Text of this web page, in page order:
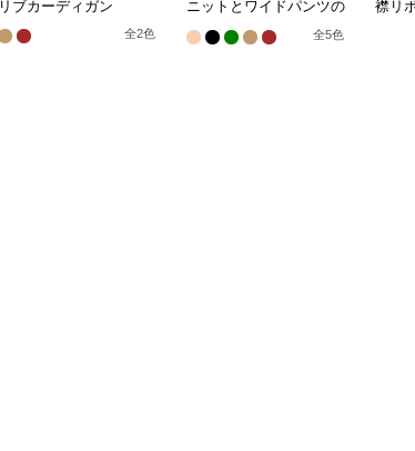
リブカーディガン
全2色
ニットとワイドパンツの
全5色
襟リ